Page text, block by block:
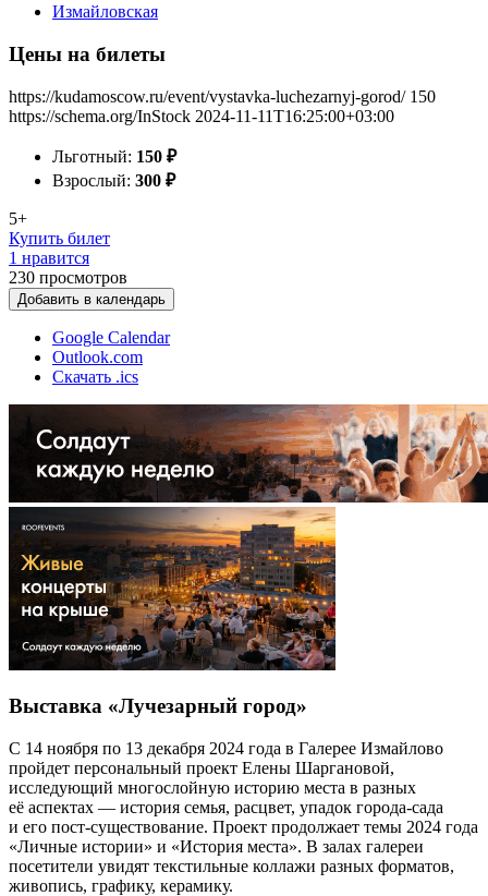
Измайловская
Цены на билеты
https://kudamoscow.ru/event/vystavka-luchezarnyj-gorod/ 150
https://schema.org/InStock 2024-11-11T16:25:00+03:00
Льготный: 150 ₽
Взрослый: 300 ₽
5+
Купить билет
1 нравится
230 просмотров
Добавить в календарь
Google Calendar
Outlook.com
Скачать .ics
Выставка «Лучезарный город»
С 14 ноября по 13 декабря 2024 года в Галерее Измайлово
пройдет персональный проект Елены Шаргановой,
исследующий многослойную историю места в разных
её аспектах — история семья, расцвет, упадок города-сада
и его пост-существование. Проект продолжает темы 2024 года
«Личные истории» и «История места». В залах галереи
посетители увидят текстильные коллажи разных форматов,
живопись, графику, керамику.